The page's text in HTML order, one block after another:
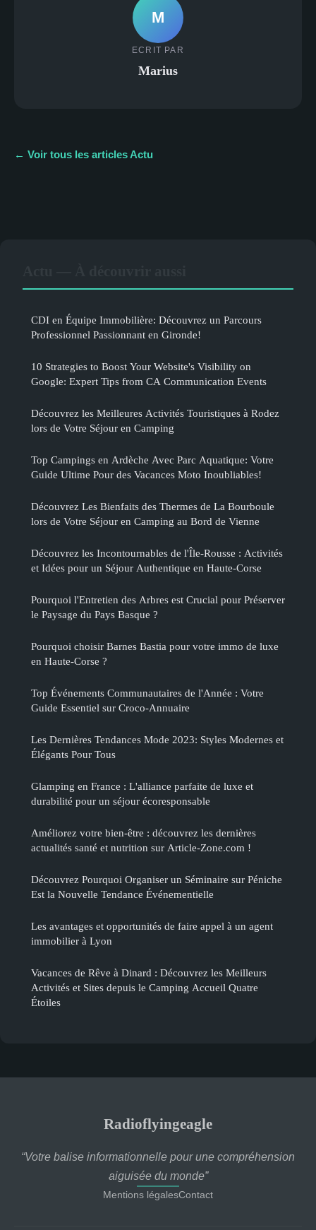
M
ECRIT PAR
Marius
← Voir tous les articles Actu
CDI en Équipe Immobilière: Découvrez un Parcours
Professionnel Passionnant en Gironde!
10 Strategies to Boost Your Website's Visibility on
Google: Expert Tips from CA Communication Events
Découvrez les Meilleures Activités Touristiques à Rodez
lors de Votre Séjour en Camping
Top Campings en Ardèche Avec Parc Aquatique: Votre
Guide Ultime Pour des Vacances Moto Inoubliables!
Découvrez Les Bienfaits des Thermes de La Bourboule
lors de Votre Séjour en Camping au Bord de Vienne
Découvrez les Incontournables de l'Île-Rousse : Activités
et Idées pour un Séjour Authentique en Haute-Corse
Pourquoi l'Entretien des Arbres est Crucial pour Préserver
le Paysage du Pays Basque ?
Pourquoi choisir Barnes Bastia pour votre immo de luxe
en Haute-Corse ?
Top Événements Communautaires de l'Année : Votre
Guide Essentiel sur Croco-Annuaire
Les Dernières Tendances Mode 2023: Styles Modernes et
Élégants Pour Tous
Glamping en France : L'alliance parfaite de luxe et
durabilité pour un séjour écoresponsable
Améliorez votre bien-être : découvrez les dernières
actualités santé et nutrition sur Article-Zone.com !
Découvrez Pourquoi Organiser un Séminaire sur Péniche
Est la Nouvelle Tendance Événementielle
Les avantages et opportunités de faire appel à un agent
immobilier à Lyon
Vacances de Rêve à Dinard : Découvrez les Meilleurs
Activités et Sites depuis le Camping Accueil Quatre
Étoiles
Radioflyingeagle
“Votre balise informationnelle pour une compréhension
aiguisée du monde”
Mentions légalesContact